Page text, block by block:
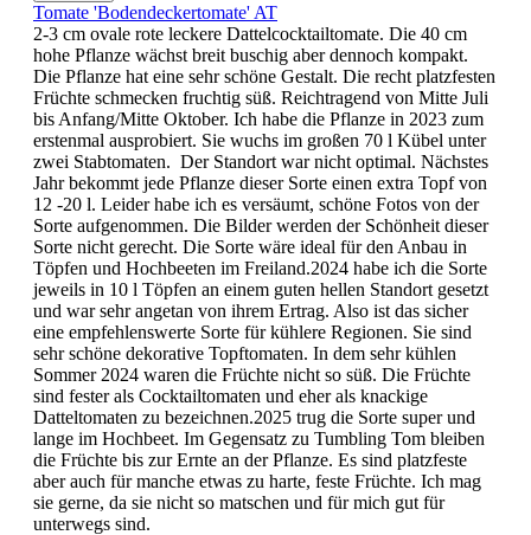
Tomate 'Bodendeckertomate' AT
2-3 cm ovale rote leckere Dattelcocktailtomate. Die 40 cm
hohe Pflanze wächst breit buschig aber dennoch kompakt.
Die Pflanze hat eine sehr schöne Gestalt. Die recht platzfesten
Früchte schmecken fruchtig süß. Reichtragend von Mitte Juli
bis Anfang/Mitte Oktober. Ich habe die Pflanze in 2023 zum
erstenmal ausprobiert. Sie wuchs im großen 70 l Kübel unter
zwei Stabtomaten. Der Standort war nicht optimal. Nächstes
Jahr bekommt jede Pflanze dieser Sorte einen extra Topf von
12 -20 l. Leider habe ich es versäumt, schöne Fotos von der
Sorte aufgenommen. Die Bilder werden der Schönheit dieser
Sorte nicht gerecht. Die Sorte wäre ideal für den Anbau in
Töpfen und Hochbeeten im Freiland.2024 habe ich die Sorte
jeweils in 10 l Töpfen an einem guten hellen Standort gesetzt
und war sehr angetan von ihrem Ertrag. Also ist das sicher
eine empfehlenswerte Sorte für kühlere Regionen. Sie sind
sehr schöne dekorative Topftomaten. In dem sehr kühlen
Sommer 2024 waren die Früchte nicht so süß. Die Früchte
sind fester als Cocktailtomaten und eher als knackige
Datteltomaten zu bezeichnen.2025 trug die Sorte super und
lange im Hochbeet. Im Gegensatz zu Tumbling Tom bleiben
die Früchte bis zur Ernte an der Pflanze. Es sind platzfeste
aber auch für manche etwas zu harte, feste Früchte. Ich mag
sie gerne, da sie nicht so matschen und für mich gut für
unterwegs sind.